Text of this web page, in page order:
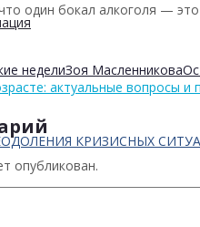
КРИЗИСНЫХ
один бокал алкоголя —
неделиЗоя Масленникова
актуальные вопросы и
опубликован.